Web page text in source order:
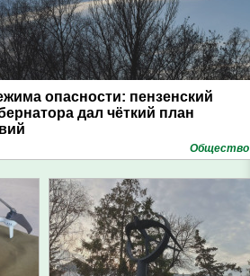
опасности: пензенский
дал чёткий план
Общество